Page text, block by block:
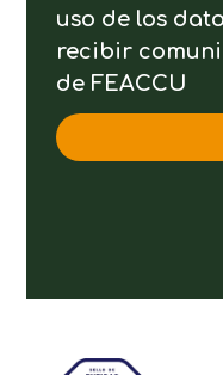
uso de los
recibir
de FEACCU